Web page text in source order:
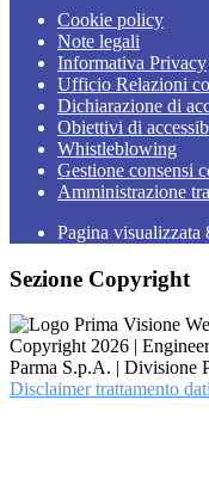
Cookie policy
Note legali
Informativa Privacy
Ufficio Relazioni
Dichiarazione di
Obiettivi di
Whistleblowing
Gestione consensi
Amministrazione
Pagina visualizzata
Sezione Copyright
Copyright 2026 |
Parma S.p.A. | Divisione
Disclaimer trattamento